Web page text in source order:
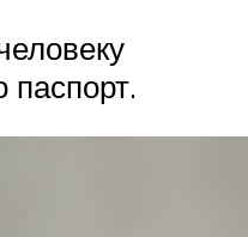
паспорт.